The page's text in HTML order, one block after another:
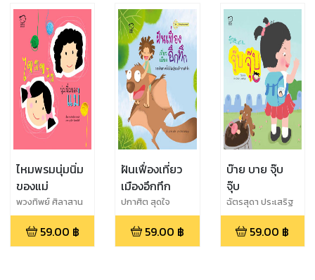
ไหมพรมนุ่มนิ่ม
ของแม่
พวงทิพย์ ศิลาสาน
ต์
59.00 ฿
ฝันเฟื่องเที่ยว
เมืองอึกทึก
ปกาศิต สุดใจ
59.00 ฿
บ๊าย บาย จุ๊บ
จุ๊บ
ฉัตรสุดา ประเสริฐ
สุข
59.00 ฿